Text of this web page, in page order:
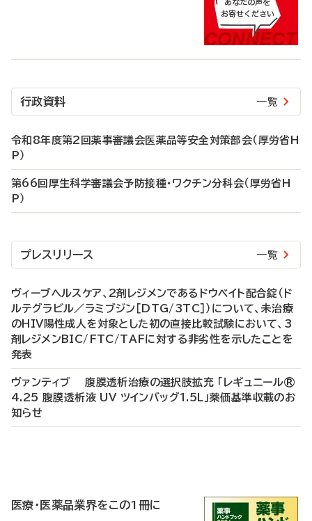
行政資料 一覧
令和8年度第2回薬事審議会医薬品等安全対策部会（厚労省H
P）
第66回厚生科学審議会予防接種・ワクチン分科会（厚労省H
P）
プレスリリース 一覧
ヴィーブヘルスケア、2剤レジメンであるドウベイト配合錠（ド
ルテグラビル／ラミブジン［DTG/3TC］）について、未治療
のHIV陽性成人を対象とした初の直接比較試験において、3
剤レジメンBIC/FTC/TAFに対する非劣性を示したことを
発表
ヴァンティブ 腹膜透析治療の選択肢拡充 「レギュニール®
4.25 腹膜透析液 UV ツインバッグ1.5L」薬価基準収載のお
知らせ
医療・医薬品業界をこの1冊に